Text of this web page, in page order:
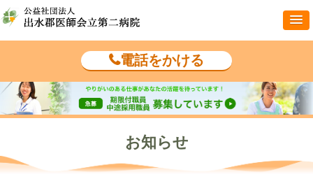
電話をかける
お知らせ